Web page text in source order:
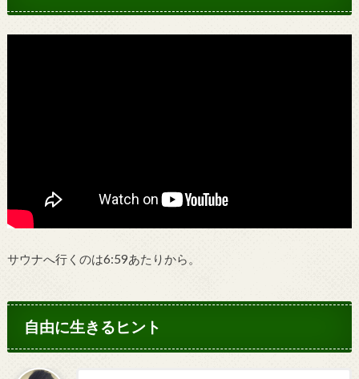
サウナへ行くのは6:59あたりから。
自由に生きるヒント